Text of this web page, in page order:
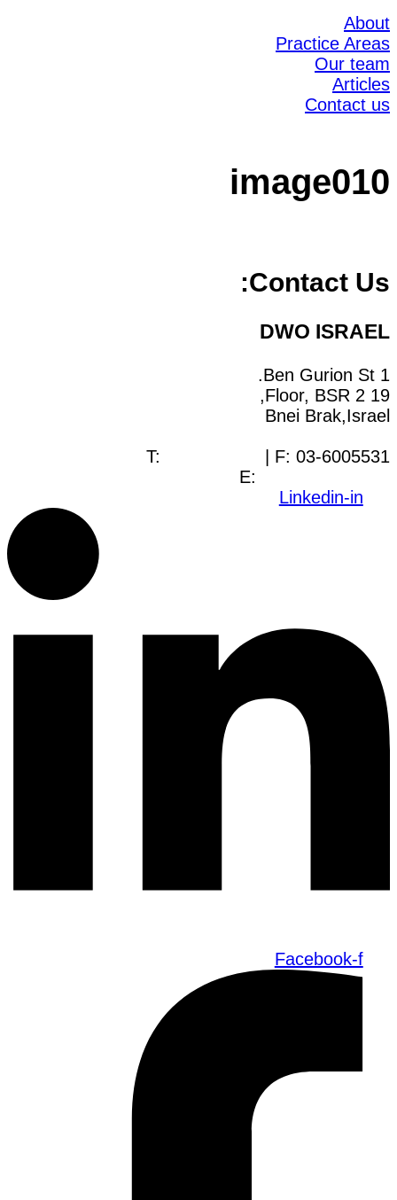
About
Practice Areas
Our team
Articles
Contact us
image010
Contact Us:
DWO ISRAEL
1 Ben Gurion St.
19 Floor, BSR 2,
Bnei Brak,Israel
T:
| F: 03-6005531
E:
Linkedin-in
Facebook-f